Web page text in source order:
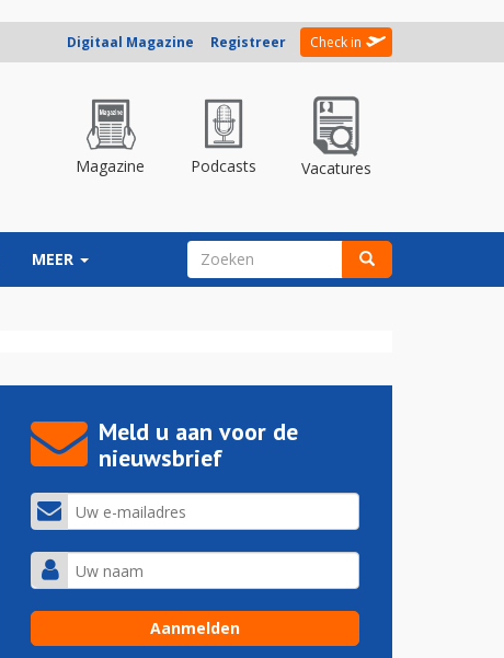
Digitaal Magazine Registreer Check in
Magazine Podcasts Vacatures
MEER ZOEKVELD
Meld u aan voor de
nieuwsbrief